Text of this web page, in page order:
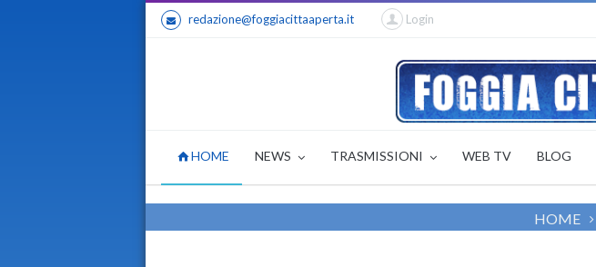
redazione@foggiacittaaperta.it Login
HOME NEWS TRASMISSIONI WEB TV BLOG
HOME